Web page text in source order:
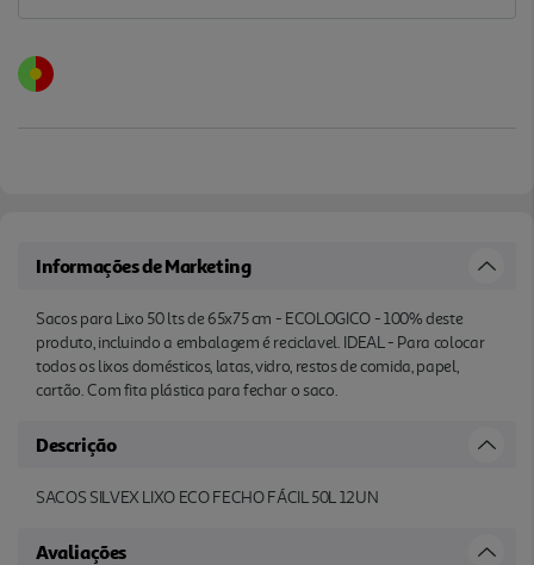
Informações de Marketing
Sacos para Lixo 50 lts de 65x75 cm - ECOLOGICO - 100% deste
produto, incluindo a embalagem é reciclavel. IDEAL - Para colocar
todos os lixos domésticos, latas, vidro, restos de comida, papel,
cartão. Com fita plástica para fechar o saco.
Descrição
SACOS SILVEX LIXO ECO FECHO FÁCIL 50L 12UN
Avaliações